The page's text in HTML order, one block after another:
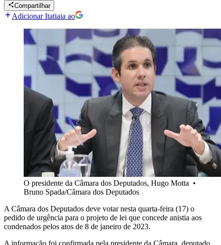
Compartilhar
Adicionar Itatiaia ao
O presidente da Câmara dos Deputados, Hugo Motta •
Bruno Spada/Câmara dos Deputados
A Câmara dos Deputados deve votar nesta quarta-feira (17) o
pedido de urgência para o projeto de lei que concede anistia aos
condenados pelos atos de 8 de janeiro de 2023.